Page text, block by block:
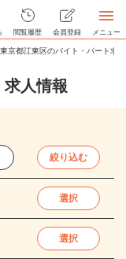
閲覧履歴 会員登録 メニュー
東京都江東区のバイト・パート求
人情報
絞り込む
選択
選択